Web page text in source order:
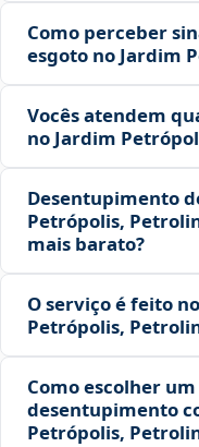
Como perceber
esgoto no Jardim
Vocês atendem
no Jardim
Desentupimento
Petrópolis,
mais barato?
O serviço é feito
Petrópolis,
Como escolher
desentupimento
Petrópolis,